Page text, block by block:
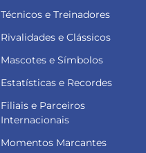
Técnicos e Treinadores
Rivalidades e Clássicos
Mascotes e Símbolos
Estatísticas e Recordes
Filiais e Parceiros
Internacionais
Momentos Marcantes